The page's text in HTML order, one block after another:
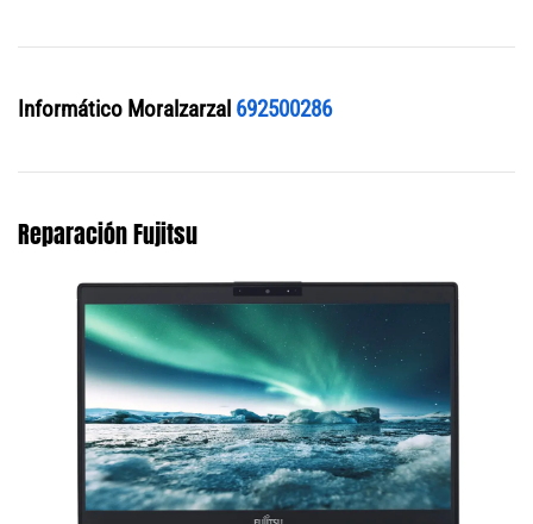
Informático Moralzarzal 692500286
Reparación Fujitsu